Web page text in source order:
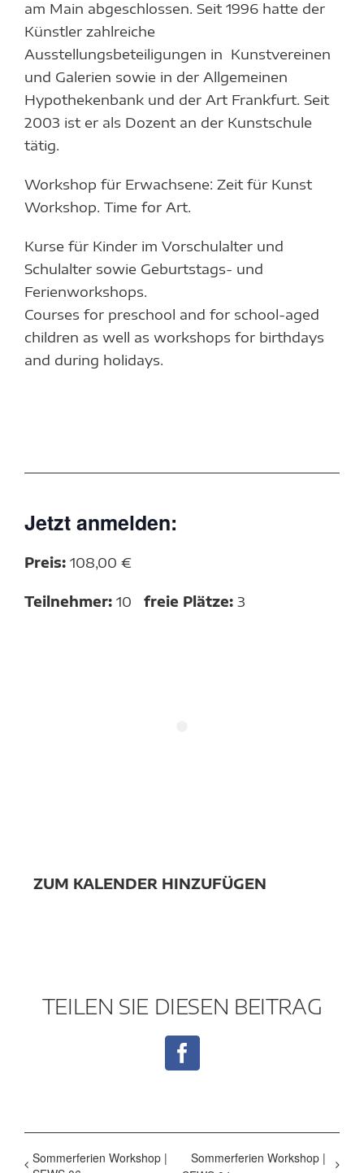
am Main abgeschlossen. Seit 1996 hatte der
Künstler zahlreiche
Ausstellungsbeteiligungen in Kunstvereinen
und Galerien sowie in der Allgemeinen
Hypothekenbank und der Art Frankfurt. Seit
2003 ist er als Dozent an der Kunstschule
tätig.
Workshop für Erwachsene: Zeit für Kunst
Workshop. Time for Art.
Kurse für Kinder im Vorschulalter und
Schulalter sowie Geburtstags- und
Ferienworkshops.
Courses for preschool and for school-aged
children as well as workshops for birthdays
and during holidays.
Jetzt anmelden:
Preis:108,00 €
Teilnehmer:10 freie Plätze:3
ZUM KALENDER HINZUFÜGEN
TEILEN SIE DIESEN BEITRAG
Facebook
Sommerferien Workshop |
Sommerferien Workshop |